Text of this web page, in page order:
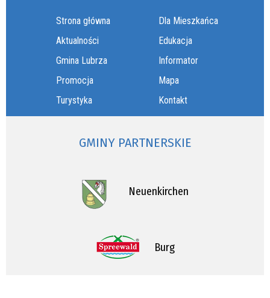
Strona główna
Aktualności
Gmina Lubrza
Promocja
Turystyka
Dla Mieszkańca
Edukacja
Informator
Mapa
Kontakt
GMINY PARTNERSKIE
Neuenkirchen
Burg